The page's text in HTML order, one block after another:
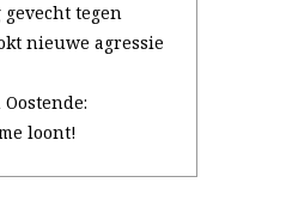
tegen
nieuwe agressie
loont!